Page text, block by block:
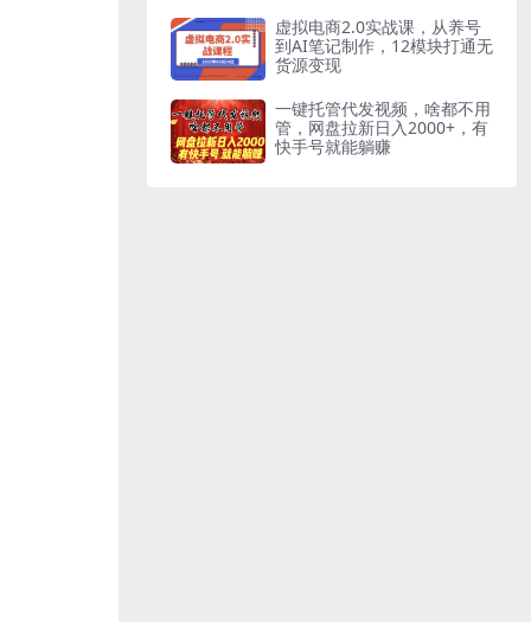
虚拟电商2.0实战课，从养号
到AI笔记制作，12模块打通无
货源变现
一键托管代发视频，啥都不用
管，网盘拉新日入2000+，有
快手号就能躺赚